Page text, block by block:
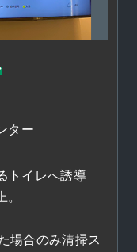
ター
トイレへ誘導
場合のみ清掃ス